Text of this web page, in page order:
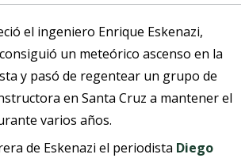
el ingeniero Enrique Eskenazi,
un meteórico ascenso en la
y pasó de regentear un grupo de
en Santa Cruz a mantener el
varios años.
de Eskenazi el periodista Diego